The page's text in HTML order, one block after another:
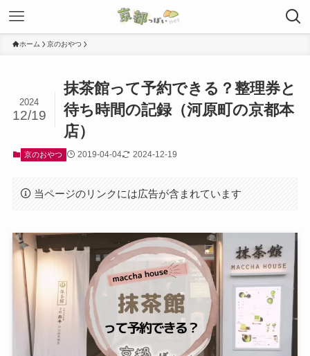
ホーム 京のおやつ
抹茶館って予約できる？整理券と
待ち時間の記録（河原町の京都本
店）
2024
12/19
京のおやつ 2019-04-04 2024-12-19
当ページのリンクには広告が含まれています